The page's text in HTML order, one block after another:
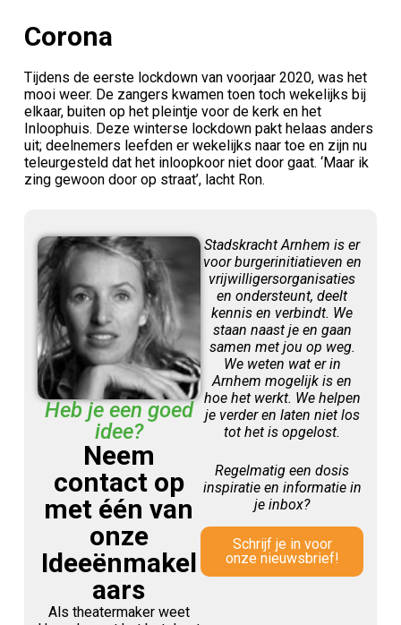
Corona
Tijdens de eerste lockdown van voorjaar 2020, was het
mooi weer. De zangers kwamen toen toch wekelijks bij
elkaar, buiten op het pleintje voor de kerk en het
Inloophuis. Deze winterse lockdown pakt helaas anders
uit; deelnemers leefden er wekelijks naar toe en zijn nu
teleurgesteld dat het inloopkoor niet door gaat. ‘Maar ik
zing gewoon door op straat’, lacht Ron.
Heb je een goed
idee?
Neem
contact op
met één van
onze
Ideeënmakel
aars
Als theatermaker weet
Stadskracht Arnhem is er
voor burgerinitiatieven en
vrijwilligersorganisaties
en ondersteunt, deelt
kennis en verbindt. We
staan naast je en gaan
samen met jou op weg.
We weten wat er in
Arnhem mogelijk is en
hoe het werkt. We helpen
je verder en laten niet los
tot het is opgelost.
Regelmatig een dosis
inspiratie en informatie in
je inbox?
Schrijf je in voor
onze nieuwsbrief!